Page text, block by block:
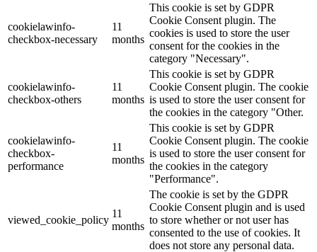
cookielawinfo-
checkbox-necessary
11
months
This cookie is set by GDPR
Cookie Consent plugin. The
cookies is used to store the user
consent for the cookies in the
category "Necessary".
cookielawinfo-
checkbox-others
11
months
This cookie is set by GDPR
Cookie Consent plugin. The cookie
is used to store the user consent for
the cookies in the category "Other.
cookielawinfo-
checkbox-
performance
11
months
This cookie is set by GDPR
Cookie Consent plugin. The cookie
is used to store the user consent for
the cookies in the category
"Performance".
viewed_cookie_policy
11
months
The cookie is set by the GDPR
Cookie Consent plugin and is used
to store whether or not user has
consented to the use of cookies. It
does not store any personal data.